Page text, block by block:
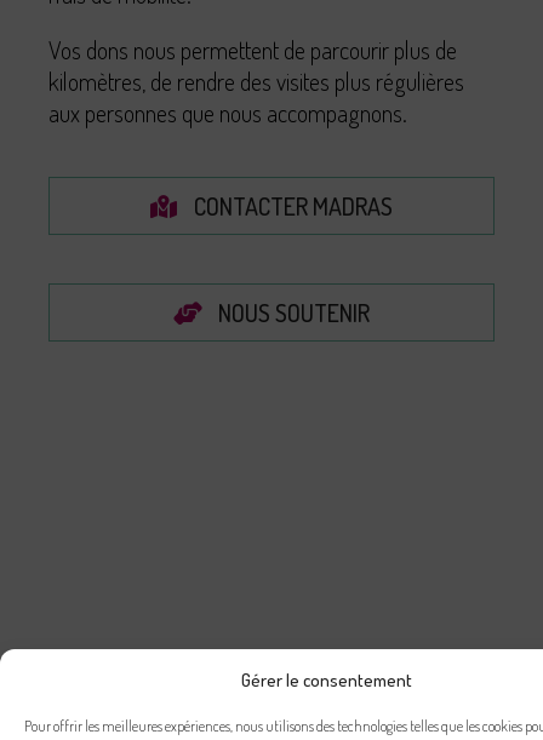
Gérer le consentement
Pour offrir les meilleures expériences, nous utilisons des technologies telles que les cookies
Vos dons nous permettent de parcourir plus de
kilomètres, de rendre des visites plus régulières
aux personnes que nous accompagnons.
CONTACTER MADRAS
NOUS SOUTENIR